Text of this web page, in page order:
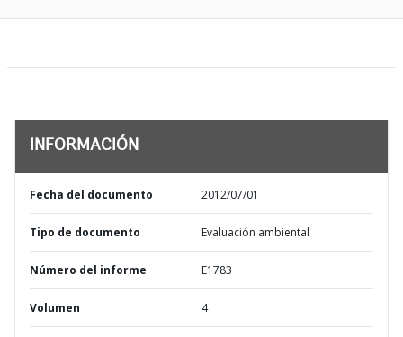
INFORMACIÓN
Fecha del documento 2012/07/01
Tipo de documento Evaluación ambiental
Número del informe E1783
Volumen 4